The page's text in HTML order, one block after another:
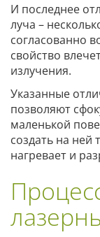
И последнее
луча –
согласованно
свойство
излучения.
Указанные
позволяют
маленькой
создать на ней
нагревает и